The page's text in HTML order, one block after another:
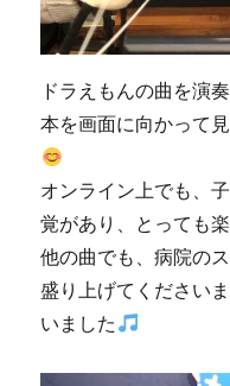
ドラえもんの曲を演
本を画面に向かって
オンライン上でも、
覚があり、とっても
他の曲でも、病院の
盛り上げてください
いました